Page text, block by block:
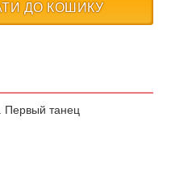
ДО КОШИКУ
танец